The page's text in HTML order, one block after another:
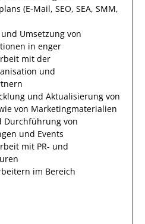
(E-Mail, SEO, SEA, SMM,
Umsetzung von
in enger
mit der
und
und Aktualisierung von
von Marketingmaterialien
Durchführung von
und Events
mit PR- und
im Bereich